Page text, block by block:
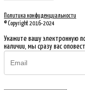
Политика конфиденциальности
© Copyright 2016-2024
Укажите вашу электронную
наличии, мы сразу вас